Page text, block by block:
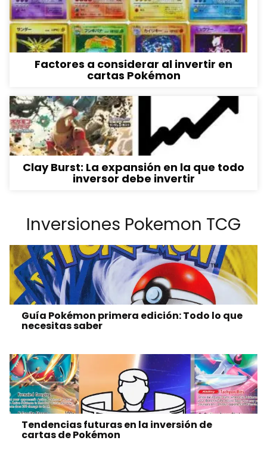
Factores a considerar al invertir en
cartas Pokémon
Clay Burst: La expansión en la que todo
inversor debe invertir
Inversiones Pokemon TCG
Guía Pokémon primera edición: Todo lo que
necesitas saber
Tendencias futuras en la inversión de
cartas de Pokémon